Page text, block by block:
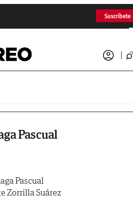
Suscríbete
Pascual
Pascual
Zorrilla Suárez